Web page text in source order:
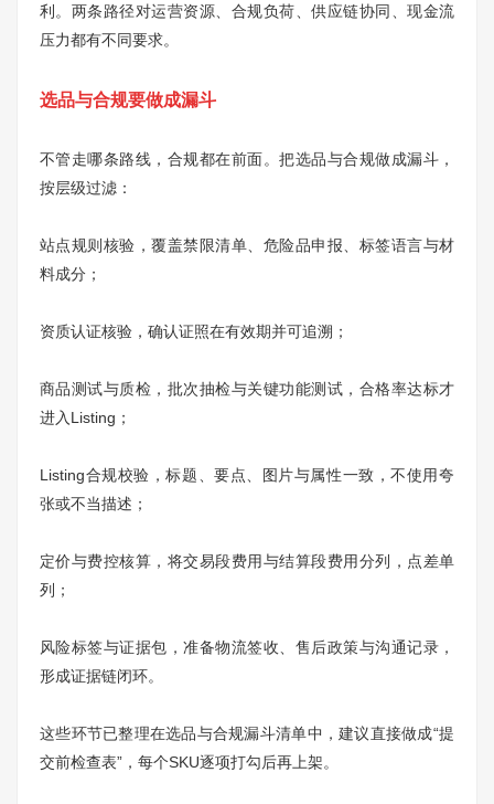
利。两条路径对运营资源、合规负荷、供应链协同、现金流
压力都有不同要求。
选品与合规要做成漏斗
不管走哪条路线，合规都在前面。把选品与合规做成漏斗，
按层级过滤：
站点规则核验，覆盖禁限清单、危险品申报、标签语言与材
料成分；
资质认证核验，确认证照在有效期并可追溯；
商品测试与质检，批次抽检与关键功能测试，合格率达标才
进入Listing；
Listing合规校验，标题、要点、图片与属性一致，不使用夸
张或不当描述；
定价与费控核算，将交易段费用与结算段费用分列，点差单
列；
风险标签与证据包，准备物流签收、售后政策与沟通记录，
形成证据链闭环。
这些环节已整理在选品与合规漏斗清单中，建议直接做成“提
交前检查表”，每个SKU逐项打勾后再上架。